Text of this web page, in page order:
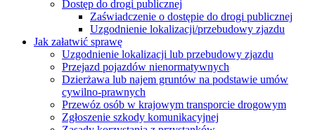
Dostęp do drogi publicznej
Zaświadczenie o dostępie do drogi publicznej
Uzgodnienie lokalizacji/przebudowy zjazdu
Jak załatwić sprawę
Uzgodnienie lokalizacji lub przebudowy zjazdu
Przejazd pojazdów nienormatywnych
Dzierżawa lub najem gruntów na podstawie umów
cywilno-prawnych
Przewóz osób w krajowym transporcie drogowym
Zgłoszenie szkody komunikacyjnej